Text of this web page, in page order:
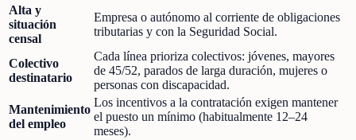
Alta y
situación
censal
Empresa o autónomo al corriente de obligaciones
tributarias y con la Seguridad Social.
Colectivo
destinatario
Cada línea prioriza colectivos: jóvenes, mayores
de 45/52, parados de larga duración, mujeres o
personas con discapacidad.
Mantenimiento
del empleo
Los incentivos a la contratación exigen mantener
el puesto un mínimo (habitualmente 12–24
meses).